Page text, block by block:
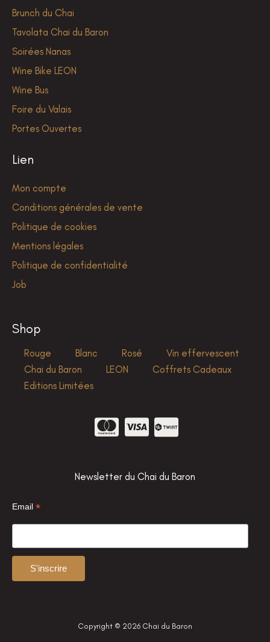
Brunch du Chai
Tavolata Chai du Baron
Soirées Nanas
Wine Bike LEON
Wine Bus
Foire du Valais
Portes Ouvertes
Lien
Mon compte
Conditions générales de vente
Politique de cookies
Mentions légales
Politique de confidentialité
Job
Shop
Rouge Blanc Rosé
Vin effervescent
Chai du Baron
LEON
Coffrets Cadeaux
Editions Limitées
Newsletter du Chai du Baron
Email *
Copyright © 2026 Chai du Baron